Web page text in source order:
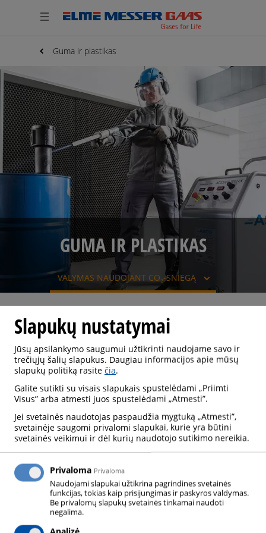
Guma ir plastikas
GUMA IR PLASTIKAS
VALYMAS NAUDOJANT CO₂-SNIEGĄ
VALYMAS NAUDOJANT CO₂-SNIEGĄ
PROCESO APRAŠYMAS
Plastikinės dalys turi būti nuvalytos prieš dažant, nes
gamybos ar sandėliavimo metu ant paviršiaus yra
užteršimų, kurie turi būti pašalinti. Valymas sniegu
yra veiksmingas dalių valymo būdas.
Slapukų nustatymai
Jūsų apsilankymo saugumui užtikrinti naudojame savo ir
trečiųjų šalių slapukus. Daugiau informacijos apie mūsų
slapukų politiką rasite čia.
Galite sutikti su visais slapukais spustelėdami „Priimti
Visus” arba atmesti juos spustelėdami „Atmesti”.
Jei svetainės naudotojas paspaudžia mygtuką „Atmesti”,
svetainėje saugomi privalomi slapukai, kurie yra būtini
svetainės veikimui ir dėl kurių naudotojo sutikimo nereikia.
Privaloma Privaloma
Naudojami slapukai užtikrina pagrindines svetainės
funkcijas, tokias kaip prisijungimas ir paskyros valdymas.
Be privalomų slapukų svetainės tinkamai naudoti
negalima.